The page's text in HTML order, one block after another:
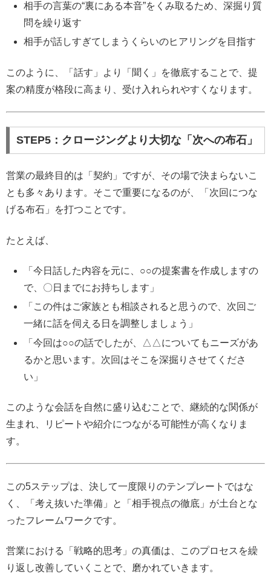
相手の言葉の“裏にある本音”をくみ取るため、深掘り質
問を繰り返す
相手が話しすぎてしまうくらいのヒアリングを目指す
このように、「話す」より「聞く」を徹底することで、提
案の精度が格段に高まり、受け入れられやすくなります。
STEP5：クロージングより大切な「次への布石」
営業の最終目的は「契約」ですが、その場で決まらないこ
とも多々あります。そこで重要になるのが、「次回につな
げる布石」を打つことです。
たとえば、
「今日話した内容を元に、○○の提案書を作成しますの
で、〇日までにお持ちします」
「この件はご家族とも相談されると思うので、次回ご
一緒に話を伺える日を調整しましょう」
「今回は○○の話でしたが、△△についてもニーズがあ
るかと思います。次回はそこを深掘りさせてくださ
い」
このような会話を自然に盛り込むことで、継続的な関係が
生まれ、リピートや紹介につながる可能性が高くなりま
す。
この5ステップは、決して一度限りのテンプレートではな
く、「考え抜いた準備」と「相手視点の徹底」が土台とな
ったフレームワークです。
営業における「戦略的思考」の真価は、このプロセスを繰
り返し改善していくことで、磨かれていきます。